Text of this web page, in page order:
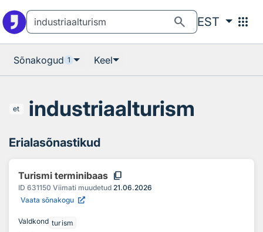
search EST apps
Sõnakogud 1 Keel
et industriaalturism
Erialasõnastikud
Turismi terminibaas content_copy
ID 631150 Viimati muudetud 21.06.2026
Vaata sõnakogu
Valdkond turism